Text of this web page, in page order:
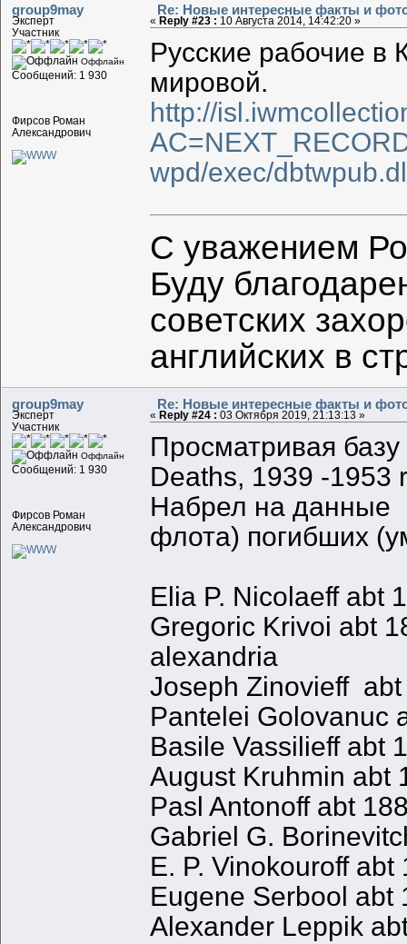
group9may
Эксперт
Участник
Оффлайн
Сообщений: 1 930
Фирсов Роман
Александрович
Re: Новые интересные факты и
«Reply #23 : 10 Августа 2014, 14:42:20 »
Русские рабочие
мировой.
http://
wpd/exec/
С уважением
Буду
советских
английских в
group9may
Эксперт
Участник
Оффлайн
Сообщений: 1 930
Фирсов Роман
Александрович
Re: Новые интересные факты и
«Reply #24 : 03 Октября 2019, 21:13:13 »
Просматривая
Deaths, 1939 -1953
Набрел на данные
флота) погибших
Elia P. Nicolaeff
Gregoric Krivoi abt
alexandria
Joseph Zinovieff
Pantelei
Basile Vassilieff
August Kruhmin
Pasl Antonoff abt
Gabriel G.
E. P. Vinokouroff
Eugene Serbool
Alexander Leppik